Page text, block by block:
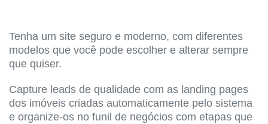
Tenha um site seguro e moderno, com diferentes
modelos que você pode escolher e alterar sempre
que quiser.
Capture leads de qualidade com as landing pages
dos imóveis criadas automaticamente pelo sistema
e organize-os no funil de negócios com etapas que